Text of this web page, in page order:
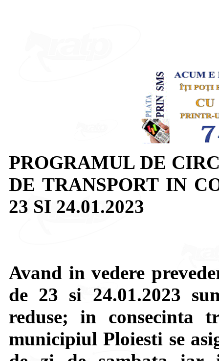
PROGRAMUL DE
DE TRANSPORT IN
23 SI 24.01.2023
Avand in vedere
de 23 si 24.01.2023
reduse; in consecinta
municipiul Ploiesti se